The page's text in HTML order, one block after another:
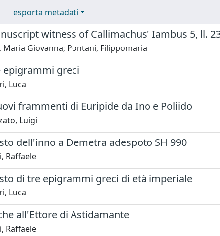
esporta metadati
witness of Callimachus' Iambus 5, ll.
Maria Giovanna; Pontani, Filippomaria
epigrammi greci
Luca
frammenti di Euripide da Ino e Poliido
Luigi
dell'inno a Demetra adespoto SH 990
Raffaele
di tre epigrammi greci di età imperiale
Luca
all'Ettore di Astidamante
Raffaele